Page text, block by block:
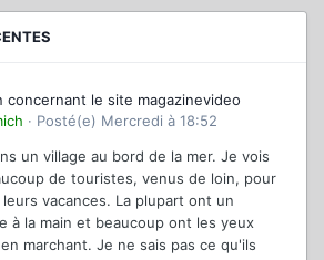
concernant le site magazinevideo
· Posté(e) Mercredi à 18:52
un village au bord de la mer. Je vois
de touristes, venus de loin, pour
vacances. La plupart ont un
à la main et beaucoup ont les yeux
marchant. Je ne sais pas ce qu'ils